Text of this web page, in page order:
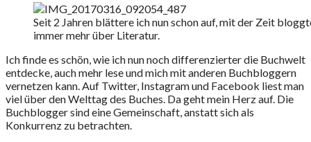
Seit 2 Jahren blättere ich nun schon auf, mit der Zeit
immer mehr über Literatur.
Ich finde es schön, wie ich nun noch differenzierter die Buchwelt
entdecke, auch mehr lese und mich mit anderen Buchbloggern
vernetzen kann. Auf Twitter, Instagram und Facebook liest man
viel über den Welttag des Buches. Da geht mein Herz auf. Die
Buchblogger sind eine Gemeinschaft, anstatt sich als
Konkurrenz zu betrachten.